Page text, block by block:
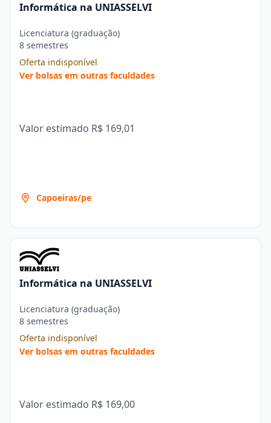
Informática na UNIASSELVI
Licenciatura (graduação)
8 semestres
Oferta indisponível
Ver bolsas em outras faculdades
Valor estimado R$ 169,01
Capoeiras/pe
Informática na UNIASSELVI
Licenciatura (graduação)
8 semestres
Oferta indisponível
Ver bolsas em outras faculdades
Valor estimado R$ 169,00